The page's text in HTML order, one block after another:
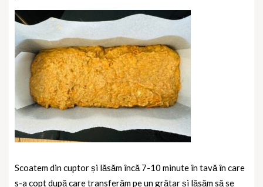
Scoatem din cuptor și lăsăm încă 7-10 minute în tavă în care
s-a copt după care transferăm pe un grătar și lăsăm să se